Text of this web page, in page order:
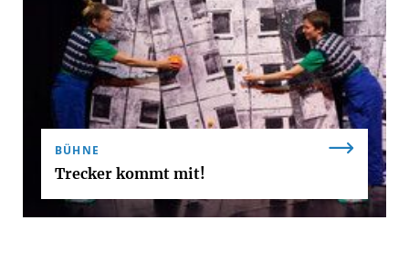
BÜHNE
Trecker kommt mit!